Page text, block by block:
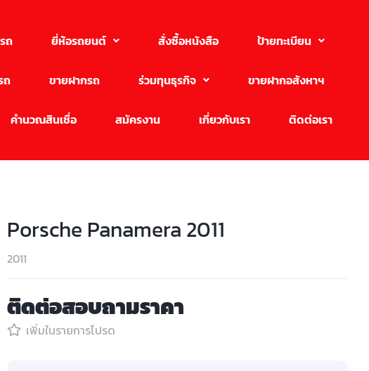
ถ ยี่ห้อรถยนต์ สั่งซื้อหนังสือ ป้ายทะเบียน
ถ ขายฝากรถ ร่วมทุนธุรกิจ ขายฝากอสังหาฯ
คำนวณสินเชื่อ สมัครงาน เกี่ยวกับเรา ติดต่อเรา
Porsche Panamera 2011
2011
ติดต่อสอบถามราคา
เพิ่มในรายการโปรด